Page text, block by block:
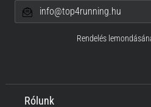
Rólunk
info@top4running.hu
Rendelés